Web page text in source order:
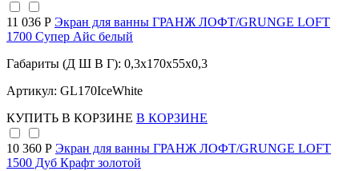
11 036 Р Экран для ванны ГРАНЖ ЛОФТ/GRUNGE LOFT
1700 Супер Айс белый
Габариты (Д Ш В Г): 0,3x170x55x0,3
Артикул: GL170IceWhite
КУПИТЬ В КОРЗИНЕ В КОРЗИНЕ
10 360 Р Экран для ванны ГРАНЖ ЛОФТ/GRUNGE LOFT
1500 Дуб Крафт золотой